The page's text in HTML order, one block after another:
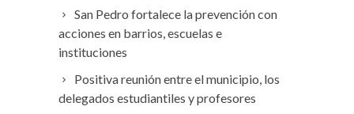
San Pedro fortalece la prevención con
acciones en barrios, escuelas e
instituciones
Positiva reunión entre el municipio, los
delegados estudiantiles y profesores